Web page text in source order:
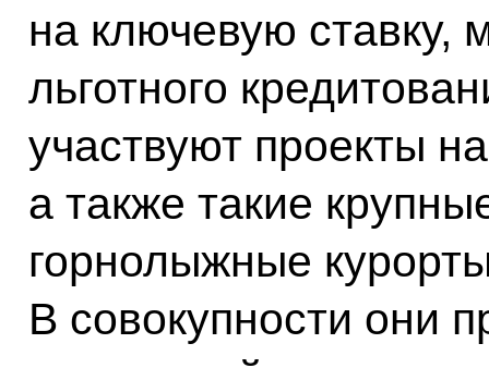
на ключевую
льготного
участвуют проекты
а также такие
горнолыжные
В совокупности они